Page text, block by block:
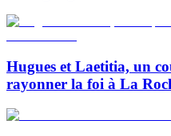
Hugues et Laetitia, un
rayonner la foi à La